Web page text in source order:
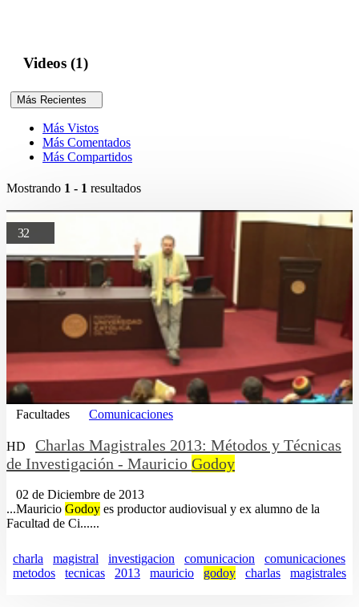
Videos (1)
Más Recientes
Más Vistos
Más Comentados
Más Compartidos
Mostrando 1 - 1 resultados
32
Facultades Comunicaciones
HD
Charlas Magistrales 2013: Métodos y Técnicas
de Investigación - Mauricio Godoy
02 de Diciembre de 2013
...Mauricio Godoy es productor audiovisual y ex alumno de la
Facultad de Ci......
charla magistral investigacion comunicacion
comunicaciones
metodos
tecnicas 2013 mauricio godoy charlas magistrales